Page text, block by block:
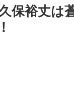
保裕丈は